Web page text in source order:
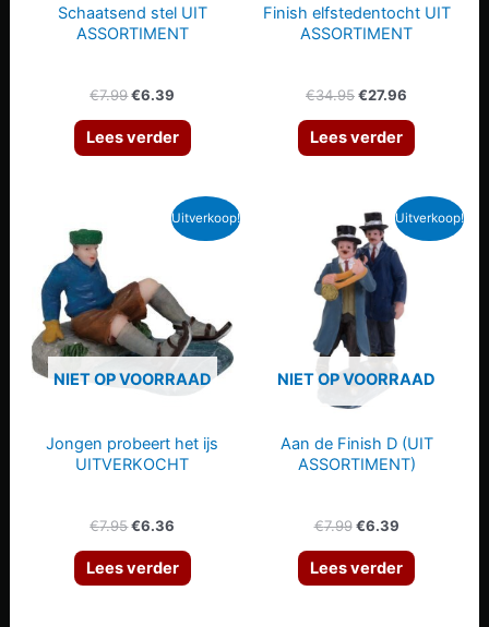
Schaatsend stel UIT
ASSORTIMENT
€7.99Oorspronkelijke
was:
€7.99.
€6.39
is:
€6.39.
Lees verder
Finish elfstedentocht UIT
ASSORTIMENT
€34.95Oorspronkelijke
was:
€34.95.
€27.96
is:
€27.96.
Lees verder
Uitverkoop!
NIET OP VOORRAAD
Jongen probeert het ijs
UITVERKOCHT
€7.95Oorspronkelijke
was:
€7.95.
€6.36
is:
€6.36.
Lees verder
Uitverkoop!
NIET OP VOORRAAD
Aan de Finish D (UIT
ASSORTIMENT)
€7.99 Oorspronkelijke
was:
€7.99.
€6.39Huidige
is:
€6.39.
Lees verder